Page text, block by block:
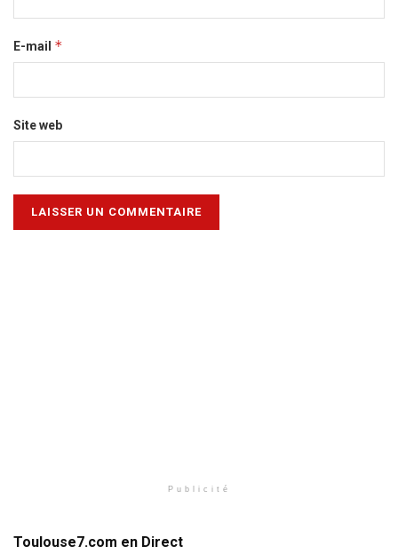
E-mail *
Site web
Publicité
Toulouse7.com en Direct